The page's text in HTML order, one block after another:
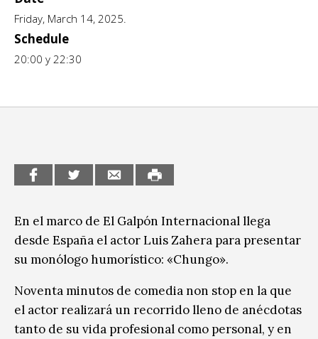
CCE en el interior/libros
Exposiciones
Formación
Medio Ambiente
Música
Sin categoría
Friday, March 14, 2025.
Schedule
20:00 y 22:30
En el marco de El Galpón Internacional llega
desde España el actor Luis Zahera para presentar
su monólogo humorístico: «Chungo».
Noventa minutos de comedia non stop en la que
el actor realizará un recorrido lleno de anécdotas
tanto de su vida profesional como personal, y en